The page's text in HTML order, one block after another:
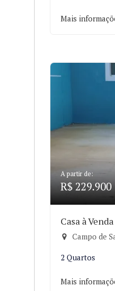
Mais
A partir de:
R$ 229.900
Casa à
Campo de
2 Quartos
Mais